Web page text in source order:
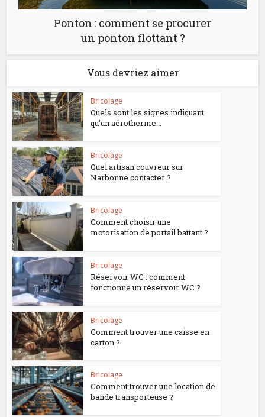
Ponton : comment se procurer
un ponton flottant ?
Vous devriez aimer
Bricolage
Quels sont les signes indiquant
qu’un aérotherme...
Bricolage
Quel artisan couvreur sur
Narbonne contacter ?
Bricolage
Comment choisir une
motorisation de portail battant ?
Bricolage
Réservoir WC : comment
fonctionne un réservoir WC ?
Bricolage
Comment trouver une caisse en
carton ?
Bricolage
Comment trouver une location de
bande transporteuse ?